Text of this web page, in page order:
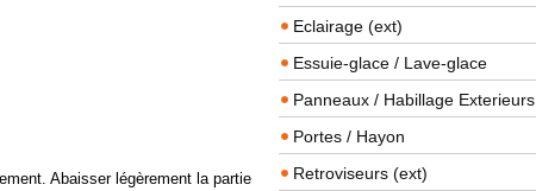
Abaisser légèrement la partie
Eclairage (ext)
Essuie-glace / Lave-glace
Panneaux / Habillage Exterieurs
Portes / Hayon
Retroviseurs (ext)